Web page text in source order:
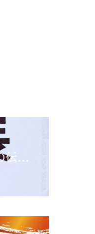
第４５回 ～この道ひとすじ～ 日本の伝統展